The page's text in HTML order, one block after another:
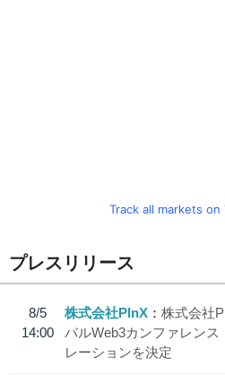
Track all markets on
プレスリリース
8/5
14:00
株式会社PlnX
株式会社
バルWeb3カンファレンス
レーションを決定